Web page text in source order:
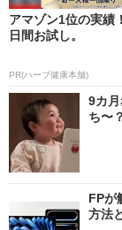
アマゾン1位の実績
日間お試し。
PR(ハーブ健康本舗)
9カ
ち〜
FPが
方法